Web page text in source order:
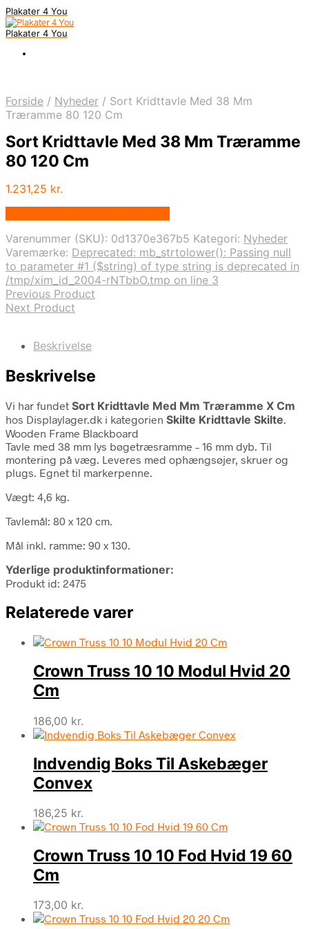
Plakater 4 You
Plakater 4 You
Forside / Nyheder / Sort Kridttavle Med 38 Mm
Træramme 80 120 Cm
Sort Kridttavle Med 38 Mm Træramme
80 120 Cm
1.231,25 kr.
Varenummer (SKU): 0d1370e367b5 Kategori: Nyheder
Varemærke: Deprecated: mb_strtolower(): Passing null
to parameter #1 ($string) of type string is deprecated in
/tmp/xim_id_2004-rNTbbO.tmp on line 3
Previous Product
Next Product
Beskrivelse
Beskrivelse
Vi har fundet Sort Kridttavle Med Mm Træramme X Cm
hos Displaylager.dk i kategorien Skilte Kridttavle Skilte.
Wooden Frame Blackboard
Tavle med 38 mm lys bøgetræsramme – 16 mm dyb. Til
montering på væg. Leveres med ophængsøjer, skruer og
plugs. Egnet til markerpenne.
Vægt: 4,6 kg.
Tavlemål: 80 x 120 cm.
Mål inkl. ramme: 90 x 130.
Yderlige produktinformationer:
Produkt id: 2475
Relaterede varer
Crown Truss 10 10 Modul Hvid 20
Cm
186,00 kr.
Indvendig Boks Til Askebæger
Convex
186,25 kr.
Crown Truss 10 10 Fod Hvid 19 60
Cm
173,00 kr.